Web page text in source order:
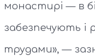
монастирі — в
забезпечують і
трудами», —